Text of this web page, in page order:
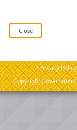
Privacy Policy
Copyright